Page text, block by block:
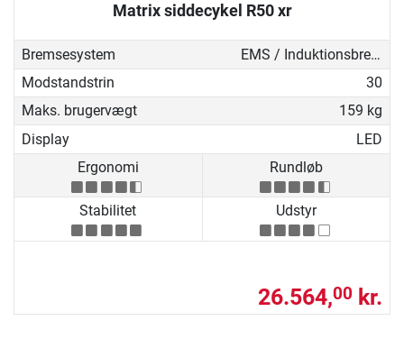
Matrix siddecykel R50 xr
Bremsesystem
EMS / Induktionsbremse
Modstandstrin
30
Maks. brugervægt
159 kg
Display
LED
Ergonomi
Rundløb
Stabilitet Udstyr
26.564,00 kr.